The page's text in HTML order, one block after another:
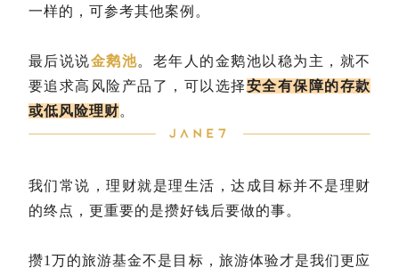
一样的，可参考其他案例。
最后说说金鹅池。老年人的金鹅池以稳为主，就不
要追求高风险产品了，可以选择安全有保障的存款
或低风险理财。
我们常说，理财就是理生活，达成目标并不是理财
的终点，更重要的是攒好钱后要做的事。
攒1万的旅游基金不是目标，旅游体验才是我们更应